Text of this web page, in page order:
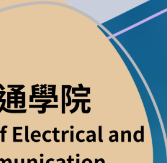
與社會福利
義